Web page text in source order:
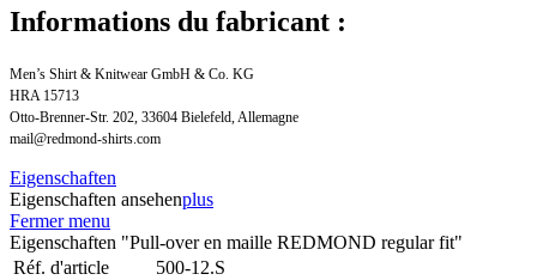
Informations du fabricant :
Men’s Shirt & Knitwear GmbH & Co. KG
HRA 15713
Otto-Brenner-Str. 202, 33604 Bielefeld, Allemagne
mail@redmond-shirts.com
Eigenschaften
Eigenschaften ansehenplus
Fermer menu
Eigenschaften "Pull-over en maille REDMOND regular fit"
Réf. d'article
500-12.S